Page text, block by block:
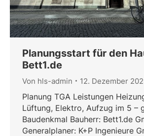
Planungsstart für den
Bett1.de
Von hls-admin 12. Dezember
Planung TGA Leistungen
Lüftung, Elektro, Aufzug im 5 –
Baudenkmal Bauherr: Bett1.de
Generalplaner: K+P Ingenieure